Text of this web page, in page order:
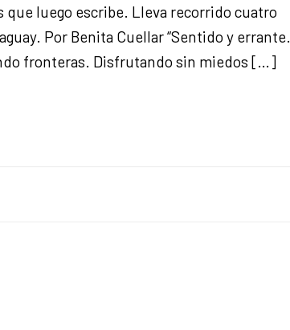
que luego escribe. Lleva recorrido cuatro
Por Benita Cuellar “Sentido y errante.
fronteras. Disfrutando sin miedos […]